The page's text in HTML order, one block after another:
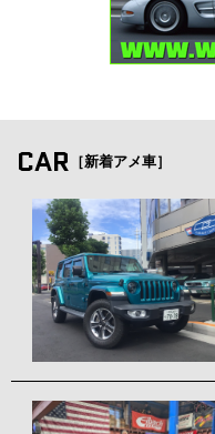
CAR ［新着アメ車］